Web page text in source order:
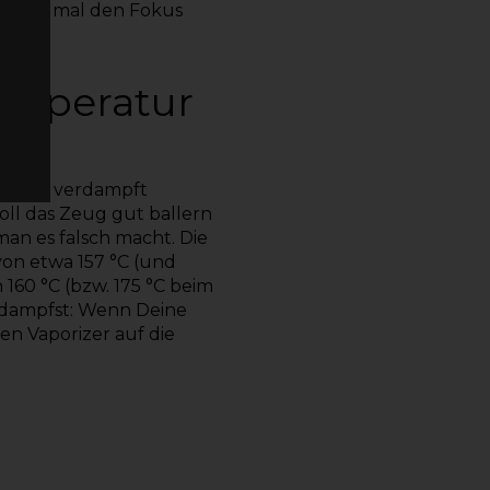
kurz mal den Fokus
verdampft
das Zeug gut ballern
es falsch macht. Die
etwa 157 °C (und
°C (bzw. 175 °C beim
Wenn Deine
Vaporizer auf die